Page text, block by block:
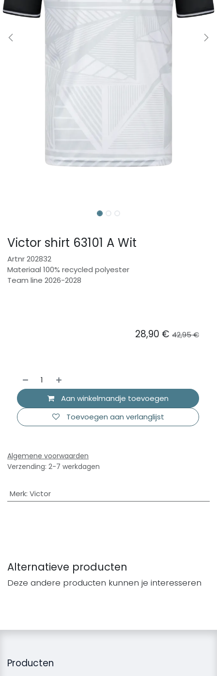
Victor shirt 63101 A Wit
Artnr 202832
Materiaal 100% recycled polyester
Team line 2026-2028
Aan winkelmandje toevoegen
Toevoegen aan verlanglijst
28,90 € 42,95€
Algemene voorwaarden
Verzending: 2-7 werkdagen
Merk: Victor
Alternatieve producten
Deze andere producten kunnen je interesseren
Producten